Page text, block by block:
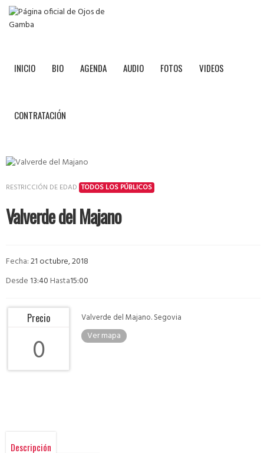
INICIO BIO AGENDA AUDIO FOTOS VIDEOS
CONTRATACIÓN
RESTRICCIÓN DE EDAD TODOS LOS PÚBLICOS
Valverde del Majano
Fecha:21 octubre, 2018
Desde 13:40Hasta15:00
Precio
0
Valverde del Majano. Segovia
Ver mapa
Descripción